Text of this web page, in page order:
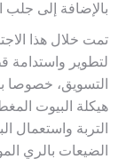
بالإضافة إلى جلب
تمت خلال هذا
لتطوير
التسويق، خصوصا
هيكلة البيوت
التربة واستعمال
الضيعات بالري